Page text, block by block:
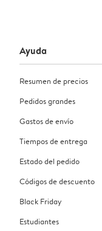
Ayuda
Resumen de precios
Pedidos grandes
Gastos de envío
Tiempos de entrega
Estado del pedido
Códigos de descuento
Black Friday
Estudiantes